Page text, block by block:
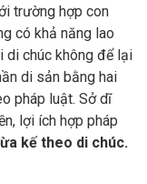
trường hợp con
có khả năng lao
di chúc không để lại
di sản bằng hai
pháp luật. Sở dĩ
lợi ích hợp pháp
kế theo di chúc.